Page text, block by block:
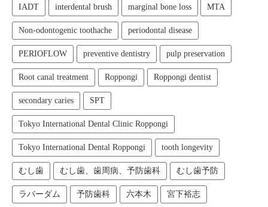
IADT interdental brush marginal bone loss MTA
Non-odontogenic toothache periodontal disease
PERIOFLOW preventive dentistry pulp preservation
Root canal treatment Roppongi Roppongi dentist
secondary caries SPT
Tokyo International Dental Clinic Roppongi
Tokyo International Dental Roppongi tooth longevity
むし歯 むし歯、歯周病、予防歯科 むし歯予防
ラバーダム 予防歯科 六本木 宮下裕志